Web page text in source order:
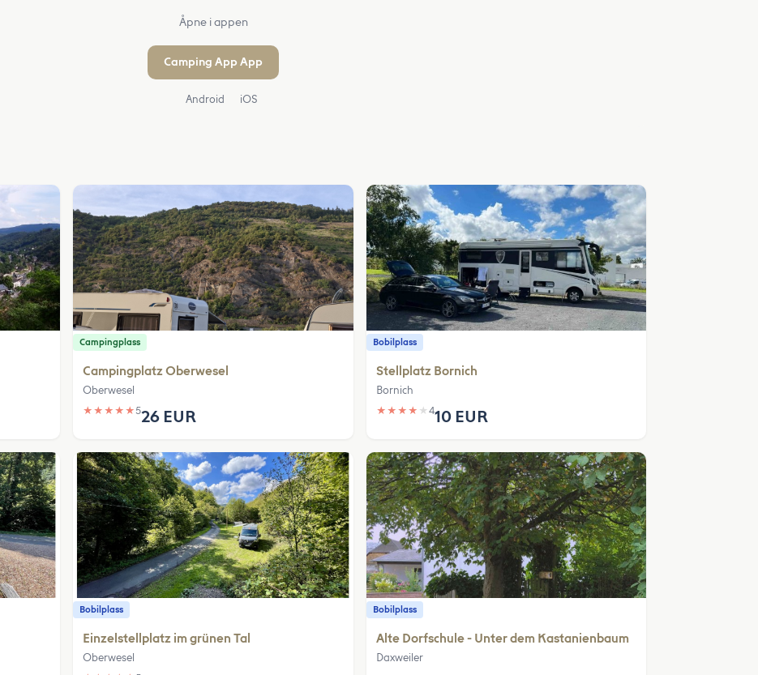
Åpne i appen
Camping App App
Android iOS
Campingplass
Campingplatz Oberwesel
Oberwesel
★ ★ ★ ★ ★526 EUR
Bobilplass
Stellplatz Bornich
Bornich
★ ★ ★ ★ ★ 410 EUR
Bobilplass
Einzelstellplatz im grünen Tal
Oberwesel
Bobilplass
Alte Dorfschule - Unter dem Kastanienbaum
Daxweiler